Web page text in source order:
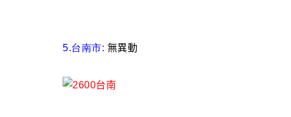
5.台南市: 無異動